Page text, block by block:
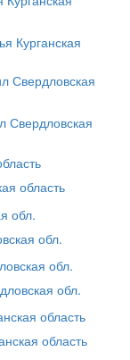
Курганская
Свердловская
область
обл.
обл.
область